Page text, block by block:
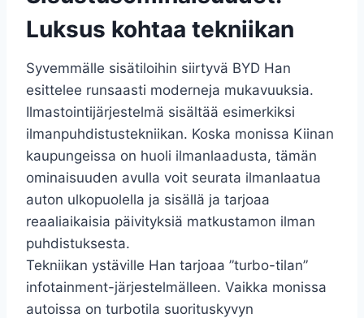
Luksus kohtaa tekniikan
Syvemmälle sisätiloihin siirtyvä BYD Han
esittelee runsaasti moderneja mukavuuksia.
Ilmastointijärjestelmä sisältää esimerkiksi
ilmanpuhdistustekniikan. Koska monissa Kiinan
kaupungeissa on huoli ilmanlaadusta, tämän
ominaisuuden avulla voit seurata ilmanlaatua
auton ulkopuolella ja sisällä ja tarjoaa
reaaliaikaisia ​​päivityksiä matkustamon ilman
puhdistuksesta.
Tekniikan ystäville Han tarjoaa ”turbo-tilan”
infotainment-järjestelmälleen. Vaikka monissa
autoissa on turbotila suorituskyvyn